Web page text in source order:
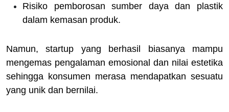
Risiko pemborosan sumber daya dan plastik
dalam kemasan produk.
Namun, startup yang berhasil biasanya mampu
mengemas pengalaman emosional dan nilai estetika
sehingga konsumen merasa mendapatkan sesuatu
yang unik dan bernilai.